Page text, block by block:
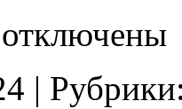
записи
отключены
|